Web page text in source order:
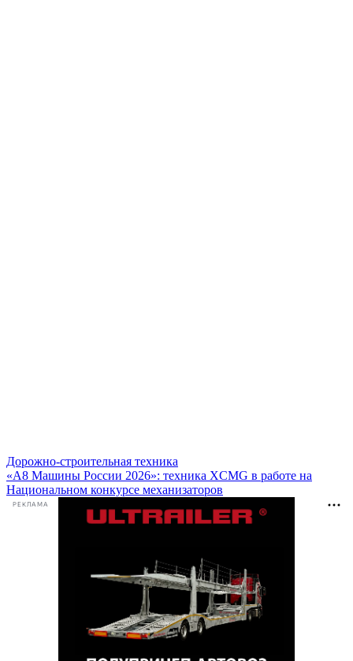
Дорожно-строительная техника
«А8 Машины России 2026»: техника XCMG в работе на
Национальном конкурсе механизаторов
РЕКЛАМА